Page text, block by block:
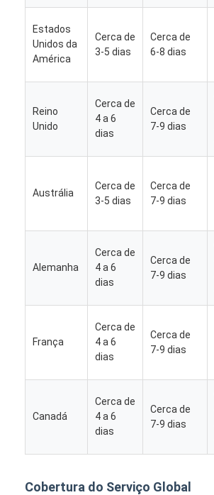
Estados
Unidos da
América
Cerca de
3-5 dias
Cerca de
6-8 dias
Reino
Unido
Cerca de
4 a 6
dias
Cerca de
7-9 dias
Austrália
Cerca de
3-5 dias
Cerca de
7-9 dias
Alemanha
Cerca de
4 a 6
dias
Cerca de
7-9 dias
França
Cerca de
4 a 6
dias
Cerca de
7-9 dias
Canadá
Cerca de
4 a 6
dias
Cerca de
7-9 dias
Cobertura do Serviço Global